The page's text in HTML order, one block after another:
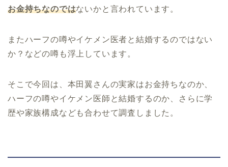
お金持ちなのではないかと言われています。
またハーフの噂やイケメン医者と結婚するのではない
か？などの噂も浮上しています。
そこで今回は、本田翼さんの実家はお金持ちなのか、
ハーフの噂やイケメン医師と結婚するのか、さらに学
歴や家族構成なども合わせて調査しました。